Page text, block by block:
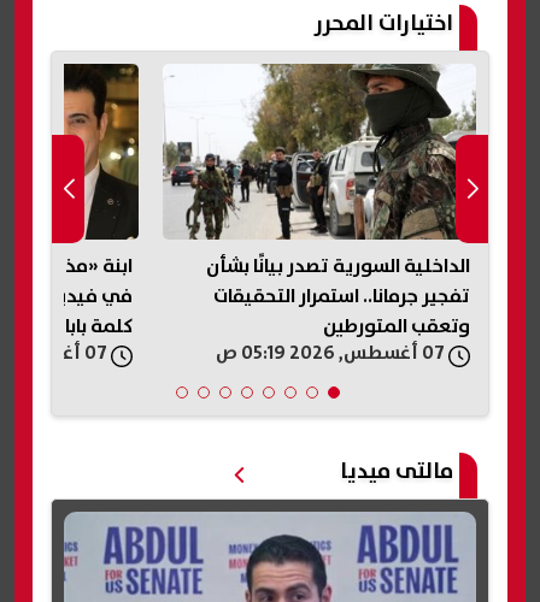
اختيارات المحرر
الداخلية السورية تصدر بيانًا بشأن
تفجير جرمانا.. استمرار التحقيقات
وتعقب المتورطين
ابنة «مذيع
في فيديو
كلمة بابا»
مالتى ميديا